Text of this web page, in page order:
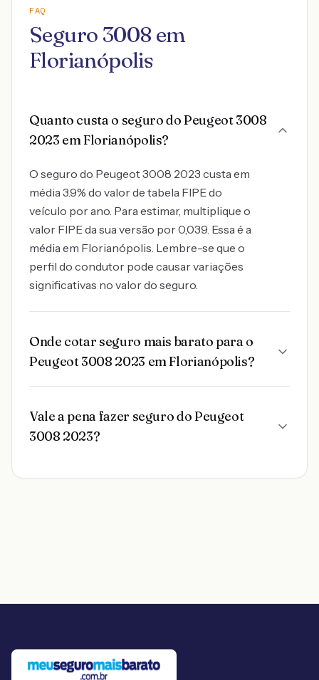
FAQ
Seguro 3008 em
Florianópolis
Quanto custa o seguro do Peugeot 3008
2023 em Florianópolis?
O seguro do Peugeot 3008 2023 custa em
média 3.9% do valor de tabela FIPE do
veículo por ano. Para estimar, multiplique o
valor FIPE da sua versão por 0,039. Essa é a
média em Florianópolis. Lembre-se que o
perfil do condutor pode causar variações
significativas no valor do seguro.
Onde cotar seguro mais barato para o
Peugeot 3008 2023 em Florianópolis?
Vale a pena fazer seguro do Peugeot
3008 2023?